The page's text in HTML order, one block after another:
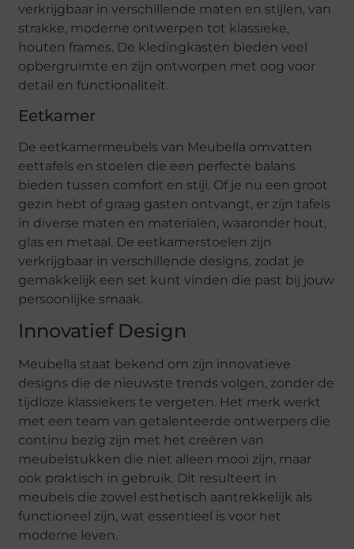
verkrijgbaar in verschillende maten en stijlen, van
strakke, moderne ontwerpen tot klassieke,
houten frames. De kledingkasten bieden veel
opbergruimte en zijn ontworpen met oog voor
detail en functionaliteit.
Eetkamer
De eetkamermeubels van Meubella omvatten
eettafels en stoelen die een perfecte balans
bieden tussen comfort en stijl. Of je nu een groot
gezin hebt of graag gasten ontvangt, er zijn tafels
in diverse maten en materialen, waaronder hout,
glas en metaal. De eetkamerstoelen zijn
verkrijgbaar in verschillende designs, zodat je
gemakkelijk een set kunt vinden die past bij jouw
persoonlijke smaak.
Innovatief Design
Meubella staat bekend om zijn innovatieve
designs die de nieuwste trends volgen, zonder de
tijdloze klassiekers te vergeten. Het merk werkt
met een team van getalenteerde ontwerpers die
continu bezig zijn met het creëren van
meubelstukken die niet alleen mooi zijn, maar
ook praktisch in gebruik. Dit resulteert in
meubels die zowel esthetisch aantrekkelijk als
functioneel zijn, wat essentieel is voor het
moderne leven.